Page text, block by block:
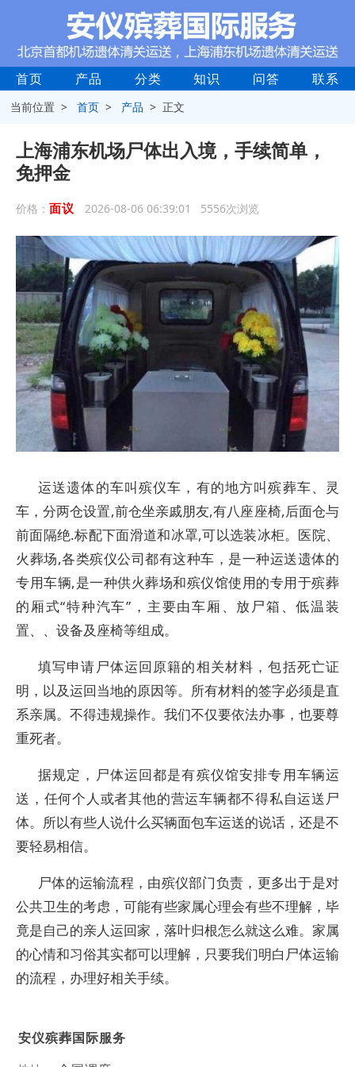
首页 产品 分类 知识 问答 联系
当前位置 >首页 > 产品 > 正文
上海浦东机场尸体出入境，手续简单，
免押金
价格： 面议 2026-08-06 06:39:01 5556次浏览
运送遗体的车叫殡仪车，有的地方叫殡葬车、灵
车，分两仓设置,前仓坐亲戚朋友,有八座座椅,后面仓与
前面隔绝.标配下面滑道和冰罩,可以选装冰柜。医院、
火葬场,各类殡仪公司都有这种车，是一种运送遗体的
专用车辆,是一种供火葬场和殡仪馆使用的专用于殡葬
的厢式“特种汽车”，主要由车厢、放尸箱、低温装
置、、设备及座椅等组成。
填写申请尸体运回原籍的相关材料，包括死亡证
明，以及运回当地的原因等。所有材料的签字必须是直
系亲属。不得违规操作。我们不仅要依法办事，也要尊
重死者。
据规定，尸体运回都是有殡仪馆安排专用车辆运
送，任何个人或者其他的营运车辆都不得私自运送尸
体。所以有些人说什么买辆面包车运送的说话，还是不
要轻易相信。
尸体的运输流程，由殡仪部门负责，更多出于是对
公共卫生的考虑，可能有些家属心理会有些不理解，毕
竟是自己的亲人运回家，落叶归根怎么就这么难。家属
的心情和习俗其实都可以理解，只要我们明白尸体运输
的流程，办理好相关手续。
安仪殡葬国际服务